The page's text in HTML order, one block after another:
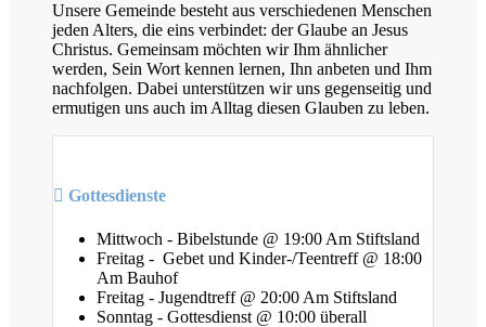
Unsere Gemeinde besteht aus verschiedenen Menschen
jeden Alters, die eins verbindet: der Glaube an Jesus
Christus. Gemeinsam möchten wir Ihm ähnlicher
werden, Sein Wort kennen lernen, Ihn anbeten und Ihm
nachfolgen. Dabei unterstützen wir uns gegenseitig und
ermutigen uns auch im Alltag diesen Glauben zu leben.
Gottesdienste
Mittwoch - Bibelstunde @ 19:00 Am Stiftsland
Freitag - Gebet und Kinder-/Teentreff @ 18:00
Am Bauhof
Freitag - Jugendtreff @ 20:00 Am Stiftsland
Sonntag - Gottesdienst @ 10:00 überall